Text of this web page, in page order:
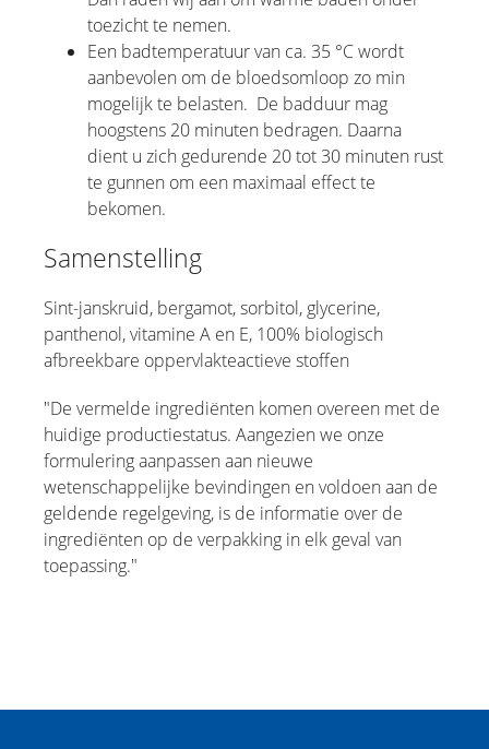
toezicht te nemen.
Een badtemperatuur van ca. 35 °C wordt
aanbevolen om de bloedsomloop zo min
mogelijk te belasten. De badduur mag
hoogstens 20 minuten bedragen. Daarna
dient u zich gedurende 20 tot 30 minuten rust
te gunnen om een maximaal effect te
bekomen.
Samenstelling
Sint-janskruid, bergamot, sorbitol, glycerine,
panthenol, vitamine A en E, 100% biologisch
afbreekbare oppervlakteactieve stoffen
"De vermelde ingrediënten komen overeen met de
huidige productiestatus. Aangezien we onze
formulering aanpassen aan nieuwe
wetenschappelijke bevindingen en voldoen aan de
geldende regelgeving, is de informatie over de
ingrediënten op de verpakking in elk geval van
toepassing."